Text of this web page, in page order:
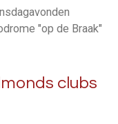
"op de Braak"
clubs